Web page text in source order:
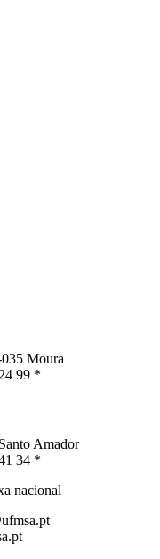
Moura
99 *
Amador
34 *
nacional